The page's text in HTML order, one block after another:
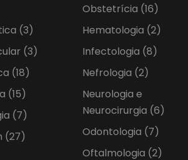
(3)
(3)
(18)
(15)
(7)
(27)
Obstetrícia (16)
Hematologia (2)
Infectologia (8)
Nefrologia (2)
Neurologia e
Neurocirurgia (6)
Odontologia (7)
Oftalmologia (2)